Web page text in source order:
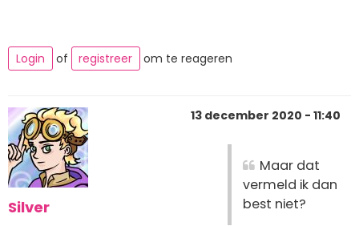
Login of registreer om te reageren
Silver
13 december 2020 - 11:40
Maar dat
vermeld ik dan
best niet?